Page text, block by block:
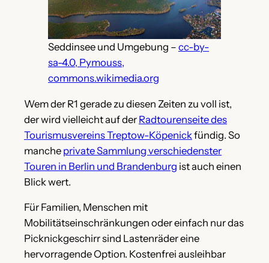
Seddinsee und Umgebung – cc-by-
sa-4.0, Pymouss,
commons.wikimedia.org
Wem der R1 gerade zu diesen Zeiten zu voll ist,
der wird vielleicht auf der Radtourenseite des
Tourismusvereins Treptow-Köpenickfündig. So
manche private Sammlung verschiedenster
Touren in Berlin und Brandenburg ist auch einen
Blick wert.
Für Familien, Menschen mit
Mobilitätseinschränkungen oder einfach nur das
Picknickgeschirr sind Lastenräder eine
hervorragende Option. Kostenfrei ausleihbar